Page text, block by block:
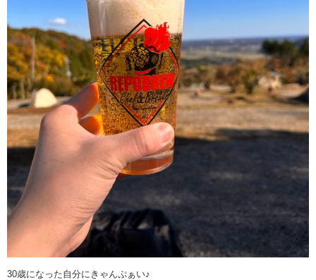
30歳になった自分にきゃんぷぁい♪